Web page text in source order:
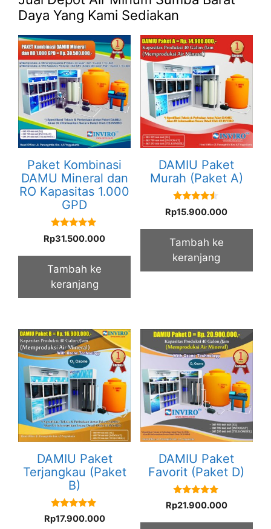
Daya Yang Kami Sediakan
Paket Kombinasi
DAMU Mineral dan
RO Kapasitas 1.000
GPD
5.00
out of 5
Rp31.500.000
Tambah ke
keranjang
DAMIU Paket
Murah (Paket A)
4.33
out of 5
Rp15.900.000
Tambah ke
keranjang
DAMIU Paket
Terjangkau (Paket
B)
5.00
out of 5
Rp17.900.000
DAMIU Paket
Favorit (Paket D)
5.00
out of 5
Rp21.900.000